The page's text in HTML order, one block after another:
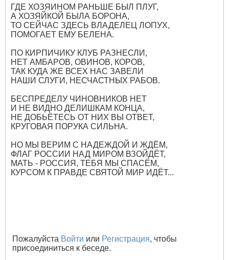
ГДЕ ХОЗЯИНОМ РАНЬШЕ БЫЛ ПЛУГ,
А ХОЗЯЙКОЙ БЫЛА БОРОНА,
ТО СЕЙЧАС ЗДЕСЬ ВЛАДЕЛЕЦ ЛОПУХ,
ПОМОГАЕТ ЕМУ БЕЛЕНА.
ПО КИРПИЧИКУ КЛУБ РАЗНЕСЛИ,
НЕТ АМБАРОВ, ОВИНОВ, КОРОВ,
ТАК КУДА ЖЕ ВСЕХ НАС ЗАВЕЛИ
НАШИ СЛУГИ, НЕСЧАСТНЫХ РАБОВ.
БЕСПРЕДЕЛУ ЧИНОВНИКОВ НЕТ
И НЕ ВИДНО ДЕЛИШКАМ КОНЦА,
НЕ ДОБЬЁТЕСЬ ОТ НИХ ВЫ ОТВЕТ,
КРУГОВАЯ ПОРУКА СИЛЬНА.
НО МЫ ВЕРИМ С НАДЕЖДОЙ И ЖДЁМ,
ФЛАГ РОССИИ НАД МИРОМ ВЗОЙДЁТ,
МАТЬ - РОССИЯ, ТЕБЯ МЫ СПАСЁМ,
КУРСОМ К ПРАВДЕ СВЯТОЙ МИР ИДЁТ...
Пожалуйста Войти или Регистрация, чтобы
присоединиться к беседе.